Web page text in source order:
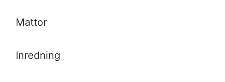
Mattor
Inredning